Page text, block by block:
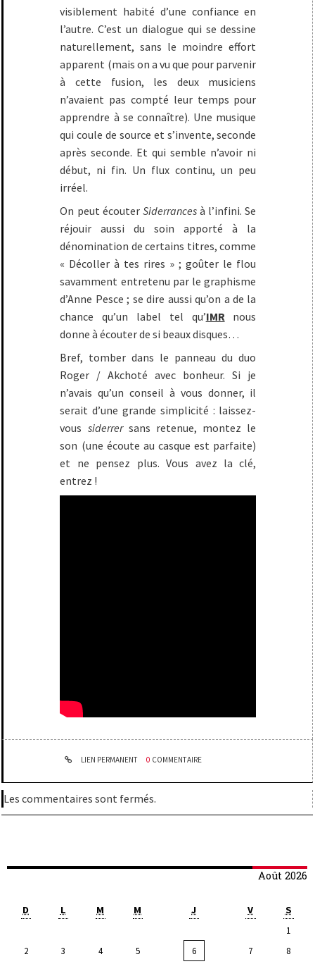
Août 2026
D L M M J V S
1
2
3 4 5 6 7
8
visiblement habité d’une confiance en
l’autre. C’est un dialogue qui se dessine
naturellement, sans le moindre effort
apparent (mais on a vu que pour parvenir
à cette fusion, les deux musiciens
n’avaient pas compté leur temps pour
apprendre à se connaître). Une musique
qui coule de source et s’invente, seconde
après seconde. Et qui semble n’avoir ni
début, ni fin. Un flux continu, un peu
irréel.
On peut écouter Siderrancesà l’infini. Se
réjouir aussi du soin apporté à la
dénomination de certains titres, comme
« Décoller à tes rires » ; goûter le flou
savamment entretenu par le graphisme
d’Anne Pesce ; se dire aussi qu’on a de la
chance qu’un label tel qu’IMRnous
donne à écouter de si beaux disques…
Bref, tomber dans le panneau du duo
Roger / Akchoté avec bonheur. Si je
n’avais qu’un conseil à vous donner, il
serait d’une grande simplicité : laissez-
vous siderrersans retenue, montez le
son (une écoute au casque est parfaite)
et ne pensez plus. Vous avez la clé,
entrez !
LIEN PERMANENT 0 COMMENTAIRE
Les commentaires sont fermés.